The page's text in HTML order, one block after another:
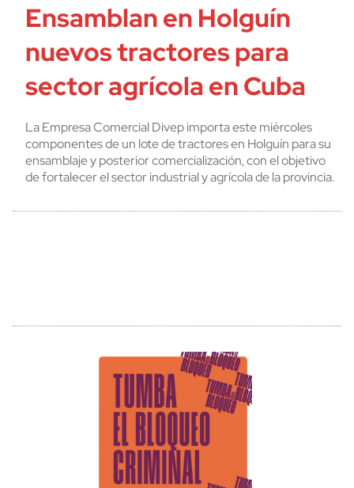
Ensamblan en Holguín
nuevos tractores para
sector agrícola en Cuba
La Empresa Comercial Divep importa este miércoles
componentes de un lote de tractores en Holguín para su
ensamblaje y posterior comercialización, con el objetivo
de fortalecer el sector industrial y agrícola de la provincia.